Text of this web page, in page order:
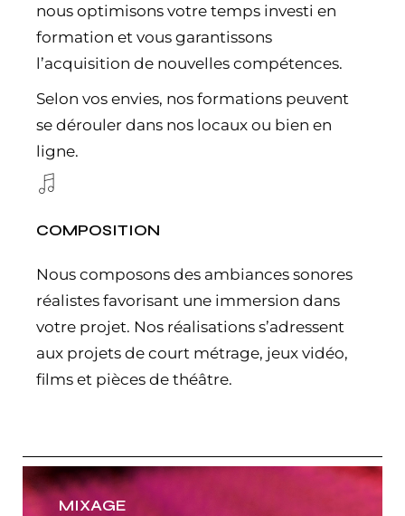
nous optimisons votre temps investi en
formation et vous garantissons
l’acquisition de nouvelles compétences.
Selon vos envies, nos formations peuvent
se dérouler dans nos locaux ou bien en
ligne.
COMPOSITION
Nous composons des ambiances sonores
réalistes favorisant une immersion dans
votre projet. Nos réalisations s’adressent
aux projets de court métrage, jeux vidéo,
films et pièces de théâtre.
MIXAGE